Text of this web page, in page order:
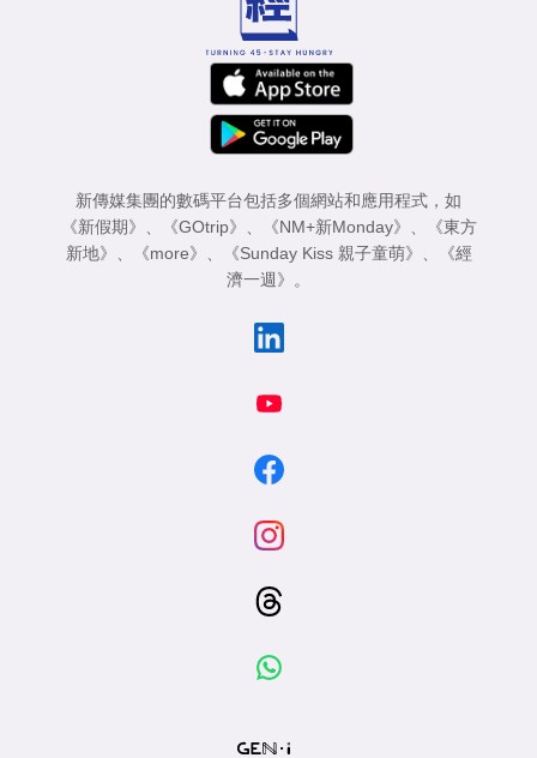
新傳媒集團的數碼平台包括多個網站和應用程式，如
《新假期》
《GOtrip》 《NM+新Monday》
《東方
新地》
《more》 《Sunday Kiss 親子童萌》
《經
濟一週》
。